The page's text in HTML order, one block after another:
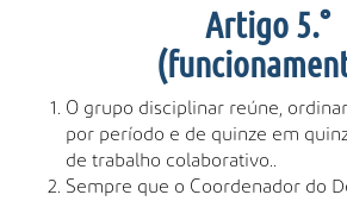
Artigo 5.°
O grupo disciplinar reúne,
por período e de quinze em
de trabalho colaborativo..
Sempre que o Coordenador do